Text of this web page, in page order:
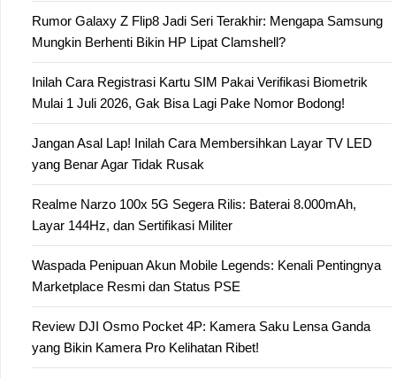
Rumor Galaxy Z Flip8 Jadi Seri Terakhir: Mengapa Samsung
Mungkin Berhenti Bikin HP Lipat Clamshell?
Inilah Cara Registrasi Kartu SIM Pakai Verifikasi Biometrik
Mulai 1 Juli 2026, Gak Bisa Lagi Pake Nomor Bodong!
Jangan Asal Lap! Inilah Cara Membersihkan Layar TV LED
yang Benar Agar Tidak Rusak
Realme Narzo 100x 5G Segera Rilis: Baterai 8.000mAh,
Layar 144Hz, dan Sertifikasi Militer
Waspada Penipuan Akun Mobile Legends: Kenali Pentingnya
Marketplace Resmi dan Status PSE
Review DJI Osmo Pocket 4P: Kamera Saku Lensa Ganda
yang Bikin Kamera Pro Kelihatan Ribet!